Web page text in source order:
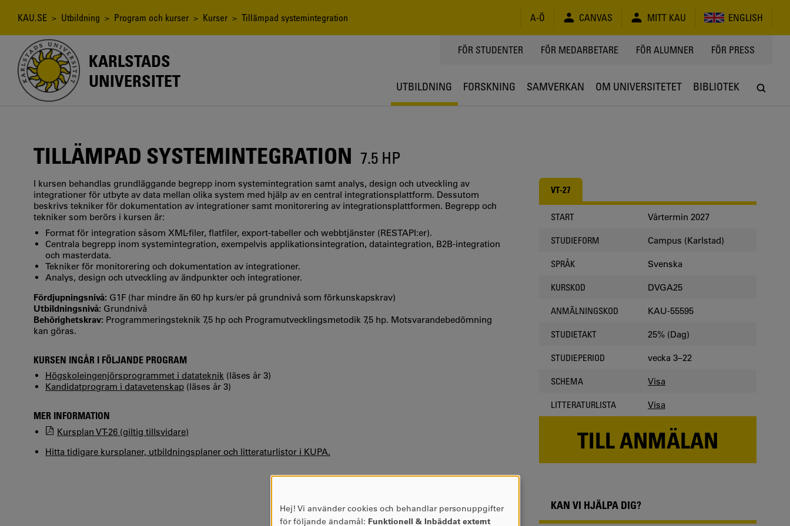
Länkstig
KAU.SE > Utbildning > Program och kurser > Kurser > Tillämpad systemintegration A-Ö CANVAS MITT KAU ENGLISH
KARLSTADS
UNIVERSITET
TOPPMENY
FÖR STUDENTER FÖR MEDARBETARE FÖR ALUMNER FÖR PRESS
UTBILDNING FORSKNING SAMVERKAN OM UNIVERSITETET BIBLIOTEK
TILLÄMPAD SYSTEMINTEGRATION 7.5 HP
I kursen behandlas grundläggande begrepp inom systemintegration samt analys, design och utveckling av
integrationer för utbyte av data mellan olika system med hjälp av en central integrationsplattform. Dessutom
beskrivs tekniker för dokumentation av integrationer samt monitorering av integrationsplattformen. Begrepp och
tekniker som berörs i kursen är:
Format för integration såsom XML-filer, flatfiler, export-tabeller och webbtjänster (RESTAPI:er).
Centrala begrepp inom systemintegration, exempelvis applikationsintegration, dataintegration, B2B-integration
och masterdata.
Tekniker för monitorering och dokumentation av integrationer.
Analys, design och utveckling av ändpunkter och integrationer.
Fördjupningsnivå: G1F (har mindre än 60 hp kurs/er på grundnivå som förkunskapskrav)
Utbildningsnivå: Grundnivå
Behörighetskrav: Programmeringsteknik 7,5 hp och Programutvecklingsmetodik 7,5 hp. Motsvarandebedömning
kan göras.
KURSEN INGÅR I FÖLJANDE PROGRAM
Högskoleingenjörsprogrammet i datateknik (läses år 3)
Kandidatprogram i datavetenskap (läses år 3)
MER INFORMATION
Kursplan VT-26 (giltig tillsvidare)
Hitta tidigare kursplaner, utbildningsplaner och litteraturlistor i KUPA.
VT-27
START Vårtermin 2027
STUDIEFORM Campus (Karlstad)
SPRÅK Svenska
KURSKOD DVGA25
ANMÄLNINGSKOD KAU-55595
STUDIETAKT 25% (Dag)
STUDIEPERIOD vecka 3–22
SCHEMA Visa
LITTERATURLISTA Visa
TILL ANMÄLAN
KAN VI HJÄLPA DIG?
ANVÄNDNING
Hej! Vi använder cookies och behandlar personuppgifter
för följande ändamål: Funktionell & Inbäddat externt